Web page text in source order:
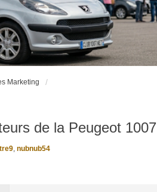
Marketing
de la Peugeot 1007
, nubnub54